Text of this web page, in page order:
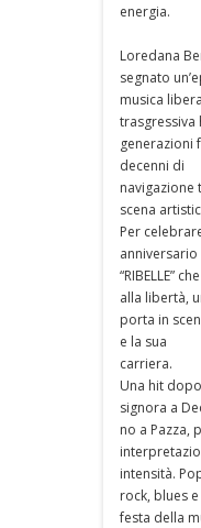
energia.
Loredana
segnato
musica
trasgressiva
generazioni
decenni di
navigazione
scena
Per
“RIBELLE”
alla libertà,
porta in
e la sua
carriera.
Una hit
signora a
no a Pazza,
intensità.
rock, blues
festa della